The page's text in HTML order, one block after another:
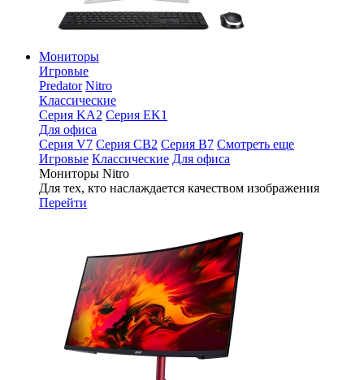
Мониторы
Игровые
Predator Nitro
Классические
Серия KA2 Серия EK1
Для офиса
Серия V7 Серия CB2 Серия B7 Смотреть еще
Игровые Классические Для офиса
Мониторы Nitro
Для тех, кто наслаждается качеством изображения
Перейти